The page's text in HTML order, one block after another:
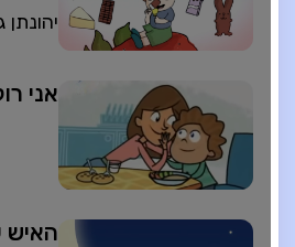
יהונתן גפן
אני
האיש